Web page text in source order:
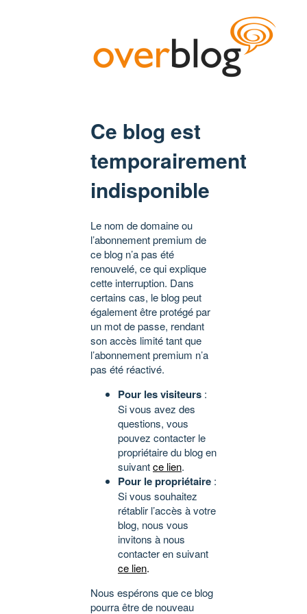
Ce blog est
temporairement
indisponible
Le nom de domaine ou
l’abonnement premium de
ce blog n’a pas été
renouvelé, ce qui explique
cette interruption. Dans
certains cas, le blog peut
également être protégé par
un mot de passe, rendant
son accès limité tant que
l’abonnement premium n’a
pas été réactivé.
Pour les visiteurs :
Si vous avez des
questions, vous
pouvez contacter le
propriétaire du blog en
suivantce lien.
Pour le propriétaire :
Si vous souhaitez
rétablir l’accès à votre
blog, nous vous
invitons à nous
contacter en suivant
ce lien.
Nous espérons que ce blog
pourra être de nouveau